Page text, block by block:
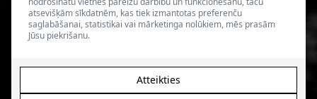
atsevišķām sīkdatnēm, kas tiek izmantotas preferenču
saglabāšanai, statistikai vai mārketinga nolūkiem, mēs prasām
Jūsu piekrišanu.
Atteikties